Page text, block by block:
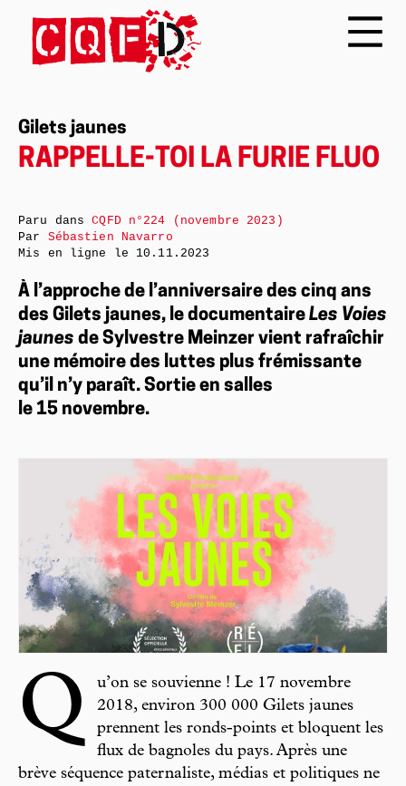
Gilets jaunes
RAPPELLE-TOI LA FURIE FLUO
À l’approche de l’anniversaire des cinq ans
des Gilets jaunes, le documentaire Les Voies
jaunes de Sylvestre Meinzer vient rafraîchir
une mémoire des luttes plus frémissante
qu’il n’y paraît. Sortie en salles
le 15 novembre.
Q
u’on se souvienne ! Le 17 novembre
2018, environ 300 000 Gilets jaunes
prennent les ronds-points et bloquent les
flux de bagnoles du pays. Après une
brève séquence paternaliste, médias et politiques ne
Paru dansCQFD n°224 (novembre 2023)
Par Sébastien Navarro
Mis en ligne le 10.11.2023